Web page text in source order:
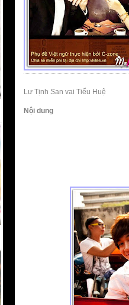
Lư Tịnh San vai Tiểu Huệ
Nội dung